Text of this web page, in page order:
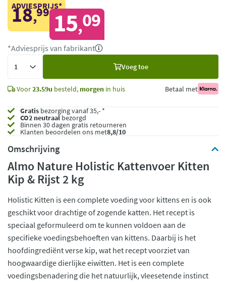
ADVIESPRIJS*
18,99 15,09
*Adviesprijs van fabrikant
Voeg toe
Voor23.59u besteld, morgen in huis Betaal met
Gratis bezorging vanaf 35,- *
CO2 neutraalbezorgd
Binnen 30 dagen gratis retourneren
Klanten beoordelen ons met8,8/10
Omschrijving
Almo Nature Holistic Kattenvoer Kitten
Kip & Rijst 2 kg
Holistic Kitten is een complete voeding voor kittens en is ook
geschikt voor drachtige of zogende katten. Het recept is
speciaal geformuleerd om te kunnen voldoen aan de
specifieke voedingsbehoeften van kittens. Daarbij is het
hoofdingrediënt verse kip, wat het recept voorziet van
hoogwaardige dierlijke eiwitten. Het is een complete
voedingsbenadering die het natuurlijk, vleesetende instinct